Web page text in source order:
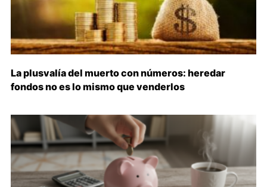
La plusvalía del muerto con números: heredar
fondos no es lo mismo que venderlos